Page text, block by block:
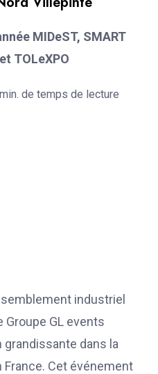
MIDeST, SMART
TOLeXPO
de temps de lecture
industriel
Groupe GL events
dans la
France. Cet événement